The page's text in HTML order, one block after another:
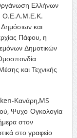
Ελλήνων
Ο.Ε.Λ.Μ.Ε.Κ.
και
Πάφου, η
Δημοτικών
και Τεχνικής
Κανάρη,MS
Ψυχο-Ογκολογία
στον
στο γραφείο